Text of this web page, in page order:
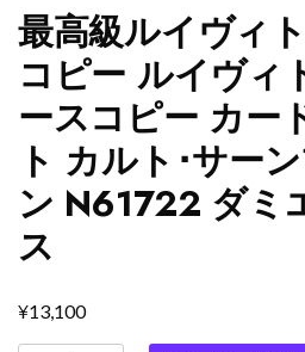
最高級ルイヴィ
コピー ルイヴィ
ースコピー カー
ト カルト･サー
ン N61722 ダミ
ス
¥13,100